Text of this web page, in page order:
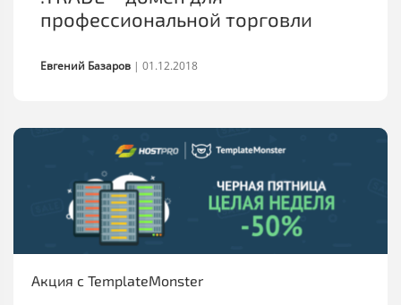
профессиональной торговли
Евгений Базаров | 01.12.2018
Акция с TemplateMonster